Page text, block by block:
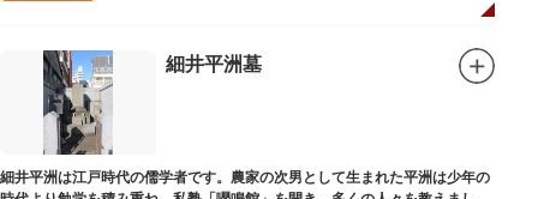
細井平洲墓
細井平洲は江戸時代の儒学者です。農家の次男として生まれた平洲は少年の